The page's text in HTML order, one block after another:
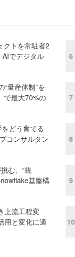
クトを常駐者2
でデジタル
“量産体制”を
最大70%の
どう育てる
コンサルタン
む、“統
基盤構
上流工程変
用と変化に適
6
7
8
9
10